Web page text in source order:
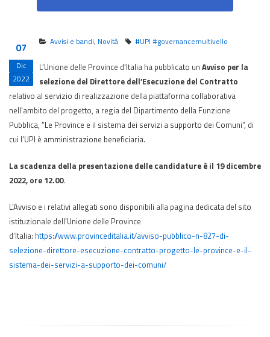
07
Dic
2022
Avvisi e bandi, Novità #UPI #governancemultivello
L’Unione delle Province d’Italia ha pubblicato un Avviso per la
selezione del Direttore dell’Esecuzione del Contratto
relativo al servizio di realizzazione della piattaforma collaborativa
nell’ambito del progetto, a regia del Dipartimento della Funzione
Pubblica, “Le Province e il sistema dei servizi a supporto dei Comuni”, di
cui l’UPI è amministrazione beneficiaria.
La scadenza della presentazione delle candidature è il 19 dicembre
2022, ore 12.00.
L’Avviso e i relativi allegati sono disponibili alla pagina dedicata del sito
istituzionale dell’Unione delle Province
d’Italia: https://www.provinceditalia.it/avviso-pubblico-n-827-di-
selezione-direttore-esecuzione-contratto-progetto-le-province-e-il-
sistema-dei-servizi-a-supporto-dei-comuni/